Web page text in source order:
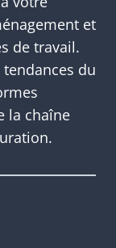
et
de travail.
du
la chaîne